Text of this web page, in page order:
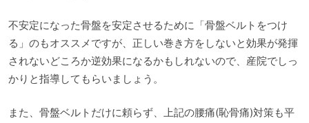
不安定になった骨盤を安定させるために「骨盤ベルトをつけ
る」のもオススメですが、正しい巻き方をしないと効果が発揮
されないどころか逆効果になるかもしれないので、産院でしっ
かりと指導してもらいましょう。
また、骨盤ベルトだけに頼らず、上記の腰痛(恥骨痛)対策も平